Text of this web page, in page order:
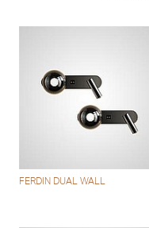
FERDIN DUAL WALL